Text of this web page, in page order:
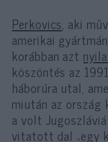
Perkovics, aki
amerikai
korábban azt
köszöntés az
háborúra utal,
miután az
a volt
vitatott dal „egy